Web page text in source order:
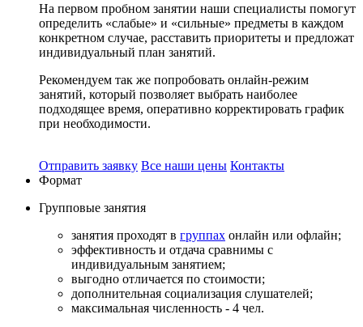
На первом пробном занятии наши специалисты помогут
определить «слабые» и «сильные» предметы в каждом
конкретном случае, расставить приоритеты и предложат
индивидуальный план занятий.
Рекомендуем так же попробовать онлайн-режим
занятий, который позволяет выбрать наиболее
подходящее время, оперативно корректировать график
при необходимости.
Отправить заявку Все наши цены Контакты
Формат
Групповые занятия
занятия проходят в группах онлайн или офлайн;
эффективность и отдача сравнимы с
индивидуальным занятием;
выгодно отличается по стоимости;
дополнительная социализация слушателей;
максимальная численность - 4 чел.